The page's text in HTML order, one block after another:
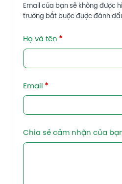
Email của bạn sẽ không được
trường bắt buộc được đánh
Họ và tên *
Email *
Chia sẻ cảm nhận của